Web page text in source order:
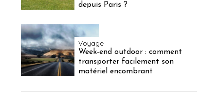
depuis Paris ?
Voyage
Week-end outdoor : comment
transporter facilement son
matériel encombrant